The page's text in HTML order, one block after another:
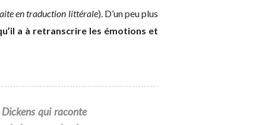
en traduction littérale). D’un peu plus
a à retranscrire les émotions et
qui raconte